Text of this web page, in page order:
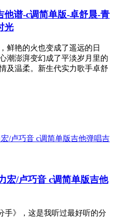
他谱-c调简单版-卓舒晨-青
光
鲜艳的火也变成了遥远的日
潮澎湃变幻成了平淡岁月里的
及温柔。新生代实力歌手卓舒
宏/卢巧音 c调简单版吉他
手》，这是我听过最好听的分